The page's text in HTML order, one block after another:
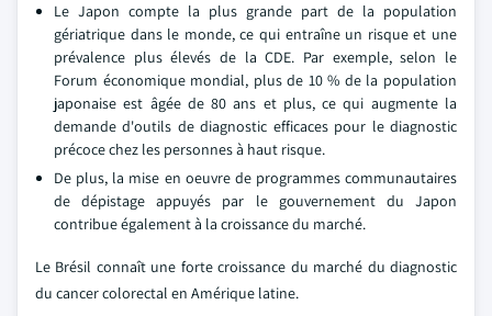
Le Japon compte la plus grande part de la population
gériatrique dans le monde, ce qui entraîne un risque et une
prévalence plus élevés de la CDE. Par exemple, selon le
Forum économique mondial, plus de 10 % de la population
japonaise est âgée de 80 ans et plus, ce qui augmente la
demande d'outils de diagnostic efficaces pour le diagnostic
précoce chez les personnes à haut risque.
De plus, la mise en oeuvre de programmes communautaires
de dépistage appuyés par le gouvernement du Japon
contribue également à la croissance du marché.
Le Brésil connaît une forte croissance du marché du diagnostic
du cancer colorectal en Amérique latine.